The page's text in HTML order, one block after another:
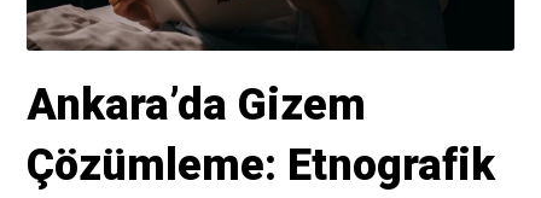
Ankara’da Gizem
Çözümleme: Etnografik